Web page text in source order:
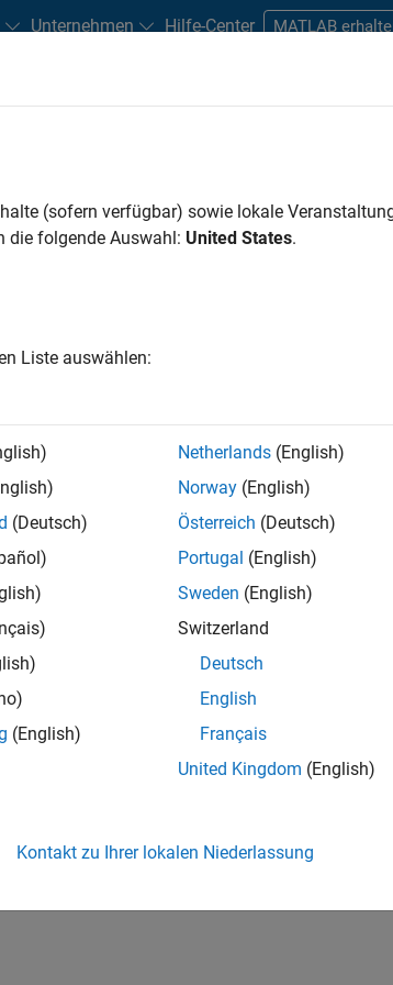
Unternehmen Hilfe-Center MATLAB
Ansprechpartner, um
wird sich in der Regel innerhalb
noch vermieten.
(sofern verfügbar) sowie lokale
die folgende Auswahl: United States.
Liste auswählen:
(Deutsch)
(English)
Netherlands (English)
Norway (English)
Österreich (Deutsch)
Portugal (English)
Sweden (English)
Switzerland
Deutsch
English
Français
United Kingdom (English)
Kontakt zu Ihrer lokalen Niederlassung